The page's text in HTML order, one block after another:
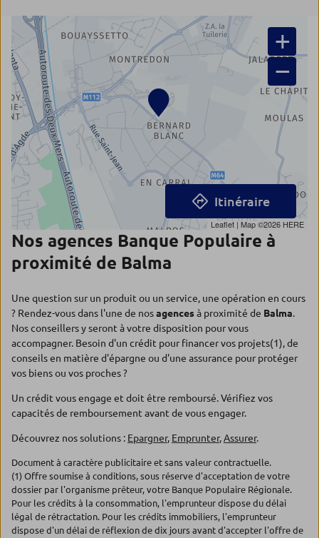
+
−
Leaflet | Map ©2026 HERE
Itinéraire
Nos agences Banque Populaire à
proximité de Balma
Une question sur un produit ou un service, une opération en cours
? Rendez-vous dans l'une de nosagencesà proximité de Balma.
Nos conseillers y seront à votre disposition pour vous
accompagner. Besoin d'un crédit pour financer vos projets(1), de
conseils en matière d'épargne ou d'une assurance pour protéger
vos biens ou vos proches ?
Un crédit vous engage et doit être remboursé. Vérifiez vos
capacités de remboursement avant de vous engager.
Découvrez nos solutions : Epargner, Emprunter,Assurer.
Document à caractère publicitaire et sans valeur contractuelle.
(1) Offre soumise à conditions, sous réserve d'acceptation de votre
dossier par l'organisme prêteur, votre Banque Populaire Régionale.
Pour les crédits à la consommation, l'emprunteur dispose du délai
légal de rétractation. Pour les crédits immobiliers, l'emprunteur
dispose d'un délai de réflexion de dix jours avant d'accepter l'offre de